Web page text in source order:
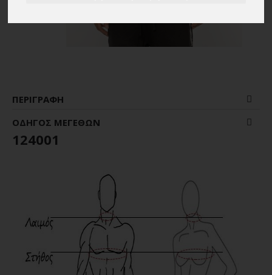
ΠΕΡΙΓΡΑΦΉ
ΟΔΗΓΌΣ ΜΕΓΕΘΏΝ
124001